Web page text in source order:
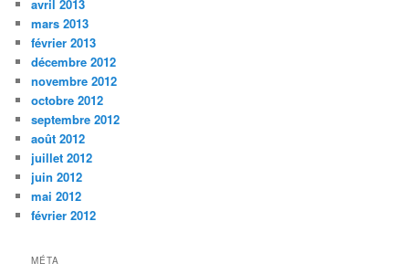
avril 2013
mars 2013
février 2013
décembre 2012
novembre 2012
octobre 2012
septembre 2012
août 2012
juillet 2012
juin 2012
mai 2012
février 2012
MÉTA